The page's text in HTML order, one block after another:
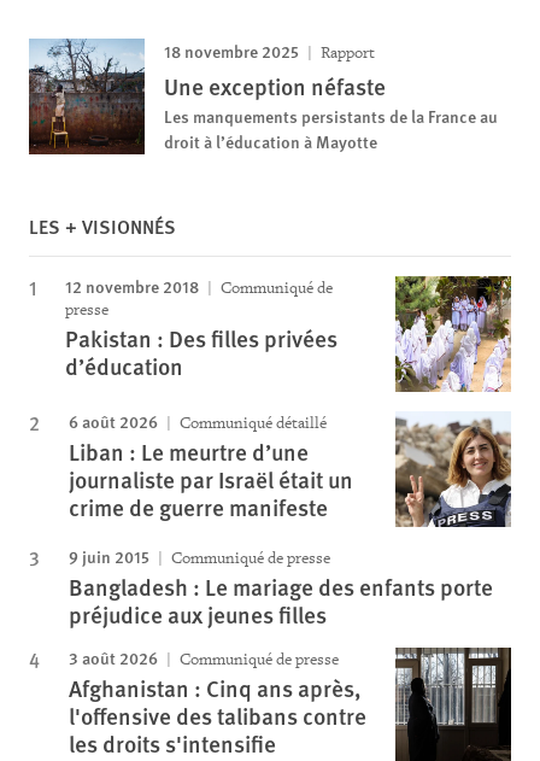
18 novembre 2025 Rapport
Une exception néfaste
Les manquements persistants de la France au
droit à l’éducation à Mayotte
LES + VISIONNÉS
12 novembre 2018
Communiqué de
presse
Pakistan : Des filles privées
d’éducation
6 août 2026 Communiqué détaillé
Liban : Le meurtre d’une
journaliste par Israël était un
crime de guerre manifeste
9 juin 2015 Communiqué de presse
Bangladesh : Le mariage des enfants porte
préjudice aux jeunes filles
3 août 2026 Communiqué de presse
Afghanistan : Cinq ans après,
l'offensive des talibans contre
les droits s'intensifie